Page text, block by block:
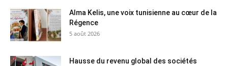
Alma Kelis, une voix tunisienne au cœur de la
Régence
5 août 2026
Hausse du revenu global des sociétés